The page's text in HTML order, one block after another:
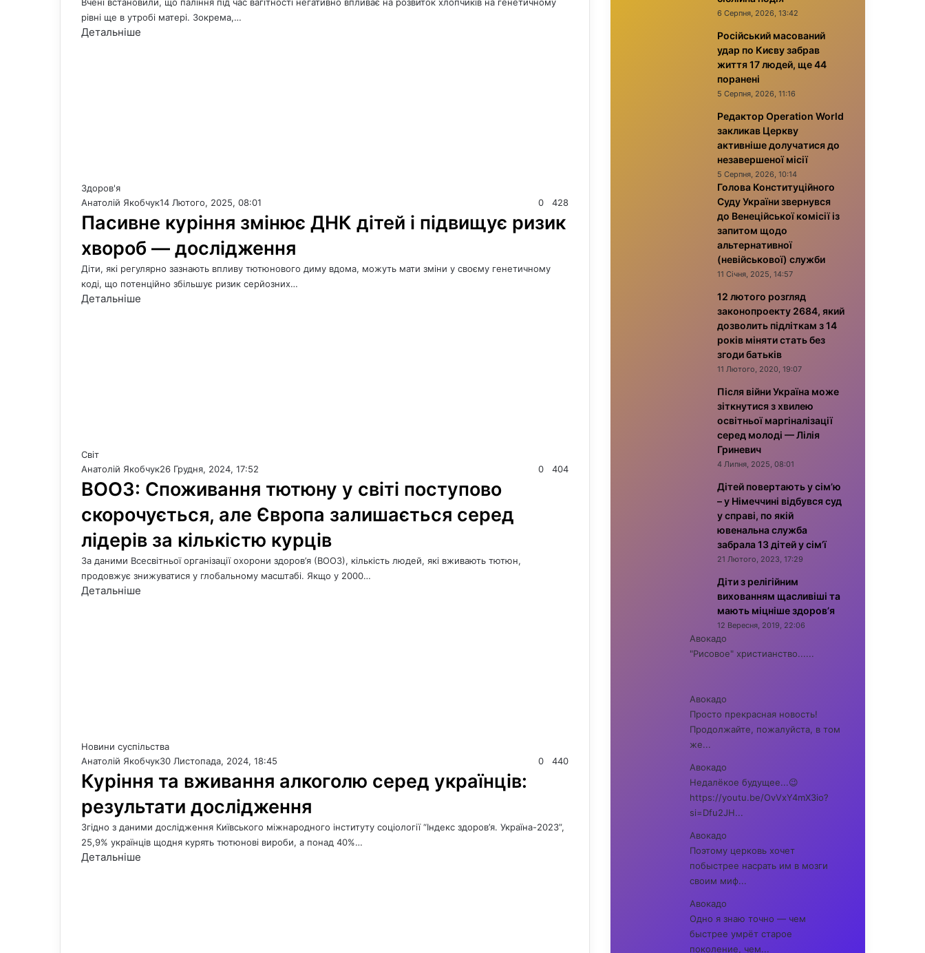
рівні ще в утробі матері. Зокрема,…
Детальніше
Здоров'я
Анатолій Якобчук14 Лютого, 2025, 08:01 0 428
Пасивне куріння змінює ДНК дітей і підвищує ризик
хвороб — дослідження
Діти, які регулярно зазнають впливу тютюнового диму вдома, можуть мати зміни у своєму генетичному
коді, що потенційно збільшує ризик серйозних…
Детальніше
Світ
Анатолій Якобчук26 Грудня, 2024, 17:52 0 404
ВООЗ: Споживання тютюну у світі поступово
скорочується, але Європа залишається серед
лідерів за кількістю курців
За даними Всесвітньої організації охорони здоров’я (ВООЗ), кількість людей, які вживають тютюн,
продовжує знижуватися у глобальному масштабі. Якщо у 2000…
Детальніше
Новини суспільства
Анатолій Якобчук30 Листопада, 2024, 18:45 0 440
Куріння та вживання алкоголю серед українців:
результати дослідження
Згідно з даними дослідження Київського міжнародного інституту соціології “Індекс здоров’я. Україна-2023”,
25,9% українців щодня курять тютюнові вироби, а понад 40%…
Детальніше
6 Серпня, 2026, 13:42
Російський масований
удар по Києву забрав
життя 17 людей, ще 44
поранені
5 Серпня, 2026, 11:16
Редактор Operation World
закликав Церкву
активніше долучатися до
незавершеної місії
5 Серпня, 2026, 10:14
Голова Конституційного
Суду України звернувся
до Венеційської комісії із
запитом щодо
альтернативної
(невійськової) служби
11 Січня, 2025, 14:57
12 лютого розгляд
законопроекту 2684, який
дозволить підліткам з 14
років міняти стать без
згоди батьків
11 Лютого, 2020, 19:07
Після війни Україна може
зіткнутися з хвилею
освітньої маргіналізації
серед молоді — Лілія
Гриневич
4 Липня, 2025, 08:01
Дітей повертають у сім’ю
– у Німеччині відбувся суд
у справі, по якій
ювенальна служба
забрала 13 дітей у сім’ї
21 Лютого, 2023, 17:29
Діти з релігійним
вихованням щасливіші та
мають міцніше здоров’я
12 Вересня, 2019, 22:06
Авокадо
"Рисовое" христианство......
Авокадо
Просто прекрасная новость!
Продолжайте, пожалуйста, в том
же...
Авокадо
Недалёкое будущее...😉
https://youtu.be/OvVxY4mX3io?
si=Dfu2JH...
Авокадо
Поэтому церковь хочет
побыстрее насрать им в мозги
своим миф...
Авокадо
Одно я знаю точно — чем
быстрее умрёт старое
поколение, чем...